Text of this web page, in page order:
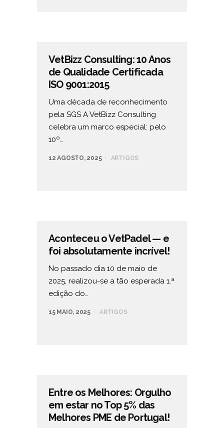
VetBizz Consulting: 10 Anos
de Qualidade Certificada
ISO 9001:2015
Uma década de reconhecimento
pela SGS A VetBizz Consulting
celebra um marco especial: pelo
10º…
12 AGOSTO, 2025 ARTIGOS
Aconteceu o VetPadel — e
foi absolutamente incrível!
No passado dia 10 de maio de
2025, realizou-se a tão esperada 1.ª
edição do…
15 MAIO, 2025 ARTIGOS
Entre os Melhores: Orgulho
em estar no Top 5% das
Melhores PME de Portugal!